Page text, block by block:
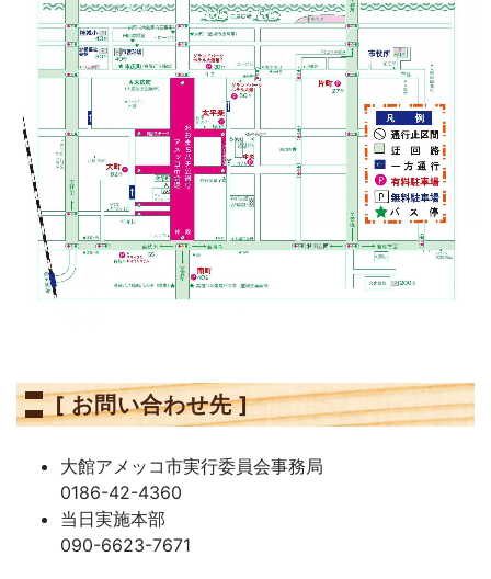
[ お問い合わせ先 ]
大館アメッコ市実行委員会事務局
0186-42-4360
当日実施本部
090-6623-7671